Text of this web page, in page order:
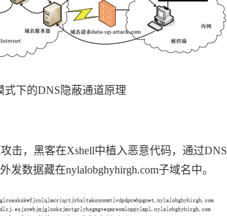
式下的DNS 隐蔽通道原理
击，黑客在Xshell中植入恶意代码，通过DNS
发数据藏在nylalobghyhirgh.com子域名中。